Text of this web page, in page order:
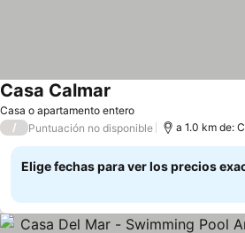
Casa o apartamento entero
Casa Calmar
/ Puntuación no disponible a 1.0 km de:
Elige fechas para ver los precios